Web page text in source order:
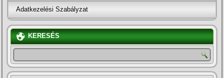
Adatkezelési Szabályzat
KERESÉS